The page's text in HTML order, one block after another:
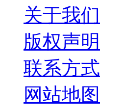
关于我们
版权声明
联系方式
网站地图